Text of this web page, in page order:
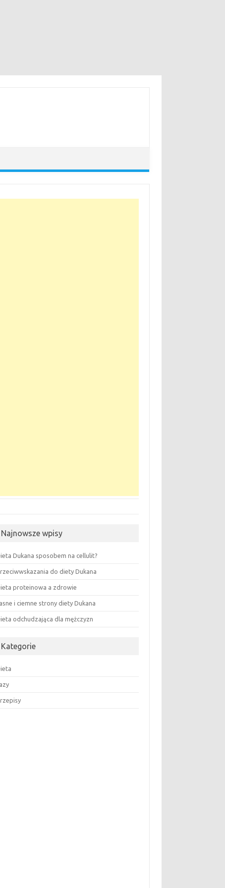
Najnowsze wpisy
Dukana sposobem na cellulit?
do diety Dukana
proteinowa a zdrowie
i ciemne strony diety Dukana
odchudzająca dla mężczyzn
Kategorie